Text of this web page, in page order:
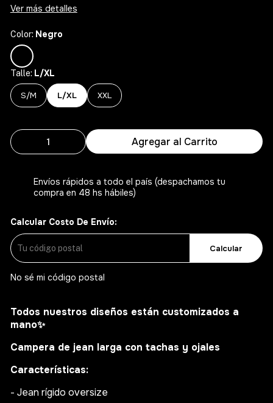
Ver más detalles
Color: Negro
Talle: L/XL
S/M L/XL XXL
Agregar al Carrito
Envíos rápidos a todo el país (despachamos tu
compra en 48 hs hábiles)
Calcular Costo De Envío:
Calcular
No sé mi código postal
Todos nuestros diseños están customizados a
mano✨
Campera de jean larga con tachas y ojales
Características:
- Jean rígido oversize